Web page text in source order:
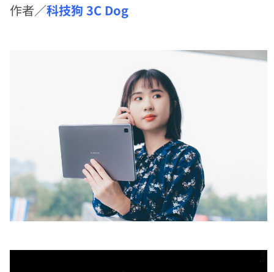
作者／科技狗 3C Dog